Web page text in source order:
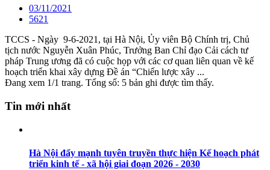
03/11/2021
5621
TCCS - Ngày 9-6-2021, tại Hà Nội, Ủy viên Bộ Chính trị, Chủ
tịch nước Nguyễn Xuân Phúc, Trưởng Ban Chỉ đạo Cải cách tư
pháp Trung ương đã có cuộc họp với các cơ quan liên quan về kế
hoạch triển khai xây dựng Đề án “Chiến lược xây ...
Đang xem 1/1 trang. Tổng số: 5 bản ghi được tìm thấy.
Tin mới nhất
Hà Nội đẩy mạnh tuyên truyền thực hiện Kế hoạch phát
triển kinh tế - xã hội giai đoạn 2026 - 2030